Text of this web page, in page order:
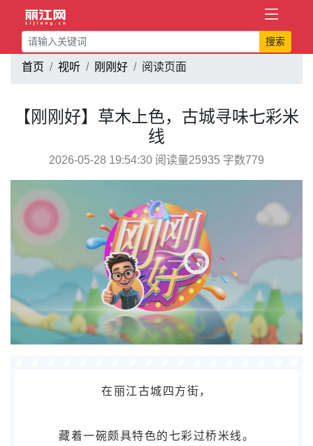
搜索
首页 视听 刚刚好 阅读页面
【刚刚好】草木上色，古城寻味七彩米
线
2026-05-28 19:54:30 阅读量25935 字数779
在丽江古城四方街，
藏着一碗颇具特色的七彩过桥米线。